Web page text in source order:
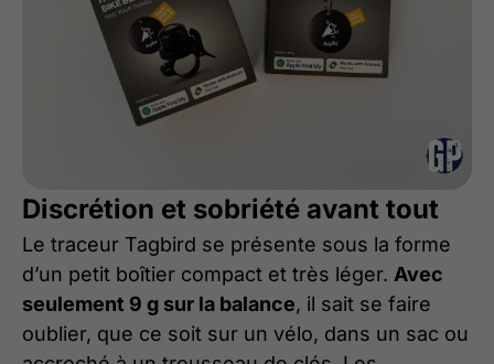
Discrétion et sobriété avant tout
Le traceur Tagbird se présente sous la forme
d’un petit boîtier compact et très léger. Avec
seulement 9 g sur la balance, il sait se faire
oublier, que ce soit sur un vélo, dans un sac ou